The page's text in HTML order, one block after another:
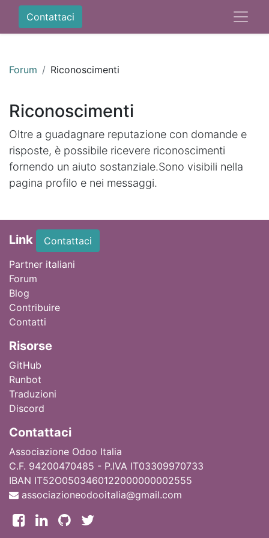
Contattaci
Forum Riconoscimenti
Riconoscimenti
Oltre a guadagnare reputazione con domande e
risposte, è possibile ricevere riconoscimenti
fornendo un aiuto sostanziale.Sono visibili nella
pagina profilo e nei messaggi.
Link
Contattaci
Partner italiani
Forum
Blog
Contribuire
Contatti
Risorse
GitHub
Runbot
Traduzioni
Discord
Contattaci
Associazione Odoo Italia
C.F. 94200470485 - P.IVA IT03309970733
IBAN IT52O0503460122000000002555
associazioneodooitalia@gmail.com